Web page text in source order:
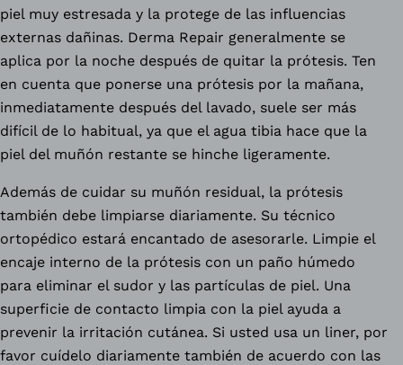
piel muy estresada y la protege de las influencias
externas dañinas. Derma Repair generalmente se
aplica por la noche después de quitar la prótesis. Ten
en cuenta que ponerse una prótesis por la mañana,
inmediatamente después del lavado, suele ser más
difícil de lo habitual, ya que el agua tibia hace que la
piel del muñón restante se hinche ligeramente.
Además de cuidar su muñón residual, la prótesis
también debe limpiarse diariamente. Su técnico
ortopédico estará encantado de asesorarle. Limpie el
encaje interno de la prótesis con un paño húmedo
para eliminar el sudor y las partículas de piel. Una
superficie de contacto limpia con la piel ayuda a
prevenir la irritación cutánea. Si usted usa un liner, por
favor cuídelo diariamente también de acuerdo con las